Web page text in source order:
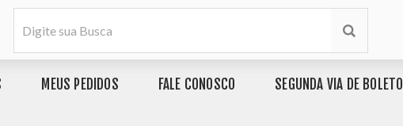
MEUS PEDIDOS FALE CONOSCO SEGUNDA VIA DE BOLETO